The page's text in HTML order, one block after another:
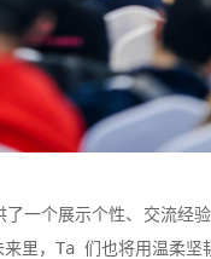
一个展示个性、交流经
里，Ta 们也将用温柔坚